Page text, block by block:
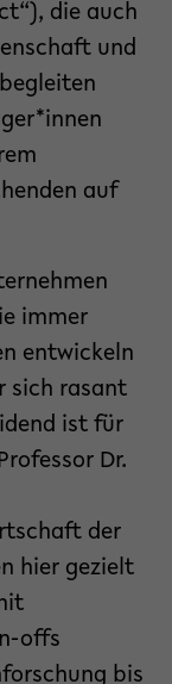
die auch
und
auf
immer
entwickeln
sich rasant
ist für
Dr.
der
hier gezielt
offs
bis